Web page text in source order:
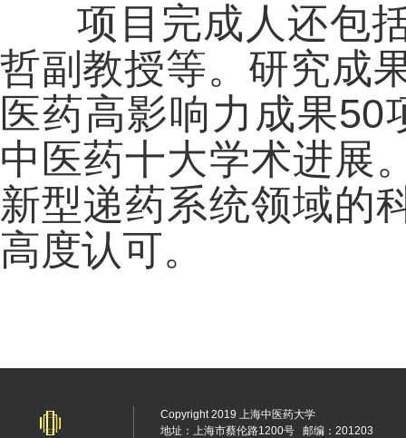
项目完成人还包
哲副教授等。研究成
医药高影响力成果50
中医药十大学术进展
新型递药系统领域的
高度认可。
Copyright 2019 上海中医药大学
地址：上海市蔡伦路1200号
邮编：201203